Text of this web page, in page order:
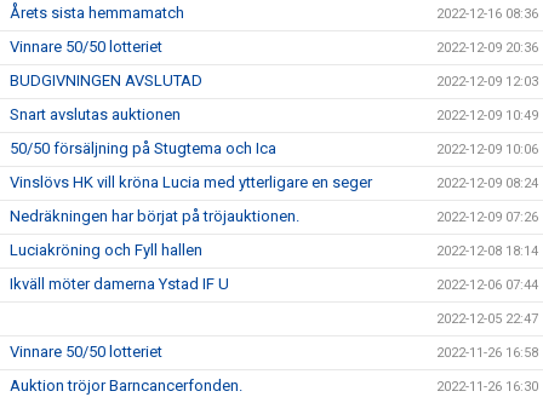
Årets sista hemmamatch 2022-12-16 08:36
Vinnare 50/50 lotteriet 2022-12-09 20:36
BUDGIVNINGEN AVSLUTAD 2022-12-09 12:03
Snart avslutas auktionen 2022-12-09 10:49
50/50 försäljning på Stugtema och Ica 2022-12-09 10:06
Vinslövs HK vill kröna Lucia med ytterligare en seger 2022-12-09 08:24
Nedräkningen har börjat på tröjauktionen. 2022-12-09 07:26
Luciakröning och Fyll hallen 2022-12-08 18:14
Ikväll möter damerna Ystad IF U 2022-12-06 07:44
2022-12-05 22:47
Vinnare 50/50 lotteriet 2022-11-26 16:58
Auktion tröjor Barncancerfonden. 2022-11-26 16:30